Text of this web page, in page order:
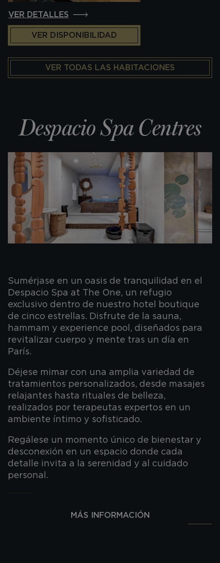
VER DETALLES
VER DISPONIBILIDAD
VER TODAS LAS HABITACIONES
Despacio Spa Centres
Sumérjase en un oasis de tranquilidad en el
Despacio Spa at The One, un refugio
exclusivo dentro de nuestro hotel boutique
de cinco estrellas. Disfrute de la sauna,
hammam y experience pool, diseñados para
revitalizar cuerpo y mente tras un día en
París.
Déjese mimar con una amplia variedad de
tratamientos personalizados, desde masajes
relajantes hasta rituales de belleza,
realizados por terapeutas expertos en un
ambiente íntimo y sofisticado.
Regálese un momento único de bienestar y
desconexión en un espacio donde cada
detalle invita a la serenidad y al cuidado
personal.
MÁS INFORMACIÓN